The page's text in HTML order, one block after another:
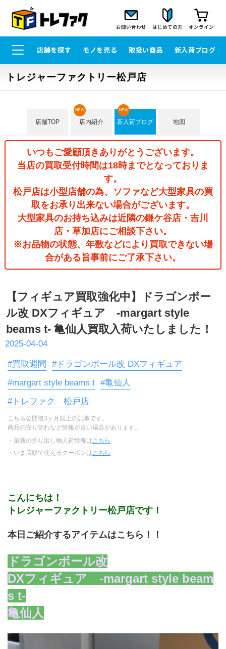
お問い合わせ はじめての方 オンライン
店舗を探す モノを売る 取扱い商品 新入荷ブログ
トレジャーファクトリー松戸店
店舗TOP 店内紹介
NEW
新入荷ブログ
NEW
地図
いつもご愛顧頂きありがとうございます。
当店の買取受付時間は18時までとなっておりま
す。
松戸店は小型店舗の為、ソファなど大型家具の買
取をお承り出来ない場合がございます。
大型家具のお持ち込みは近隣の鎌ケ谷店・吉川
店・草加店にご相談下さい。
※お品物の状態、年数などにより買取できない場
合がある旨事前にご了承下さい。
【フィギュア買取強化中】ドラゴンボー
ル改 DXフィギュア -margart style
beams t- 亀仙人買取入荷いたしました！
2025-04-04
#買取週間
#ドラゴンボール改 DXフィギュア
#margart style beams t #亀仙人
#トレファク 松戸店
こちら公開後3ヶ月以上の記事です。
商品の売り切れなど情報が古い場合があります。
・最新の掘り出し物入荷情報は こちら
・いま店頭で使えるクーポンは こちら
こんにちは！
トレジャーファクトリー松戸店です！
本日ご紹介するアイテムはこちら！！
ドラゴンボール改
DXフィギュア　-margart style beam
s t-
亀仙人